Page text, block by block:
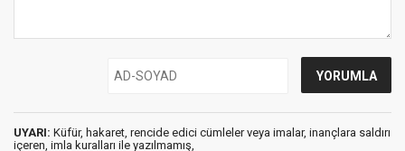
UYARI: Küfür, hakaret, rencide edici cümleler veya imalar, inançlara saldırı
içeren, imla kuralları ile yazılmamış,